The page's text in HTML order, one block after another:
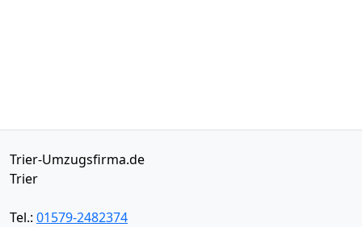
Trier-Umzugsfirma.de
Trier
Tel.: 01579-2482374